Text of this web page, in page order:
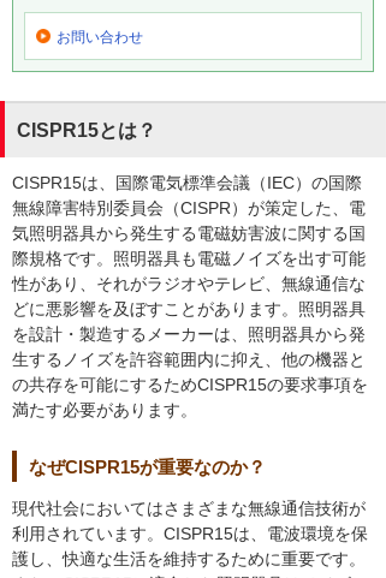
お問い合わせ
CISPR15とは？
CISPR15は、国際電気標準会議（IEC）の国際
無線障害特別委員会（CISPR）が策定した、電
気照明器具から発生する電磁妨害波に関する国
際規格です。照明器具も電磁ノイズを出す可能
性があり、それがラジオやテレビ、無線通信な
どに悪影響を及ぼすことがあります。照明器具
を設計・製造するメーカーは、照明器具から発
生するノイズを許容範囲内に抑え、他の機器と
の共存を可能にするためCISPR15の要求事項を
満たす必要があります。
なぜCISPR15が重要なのか？
現代社会においてはさまざまな無線通信技術が
利用されています。CISPR15は、電波環境を保
護し、快適な生活を維持するために重要です。